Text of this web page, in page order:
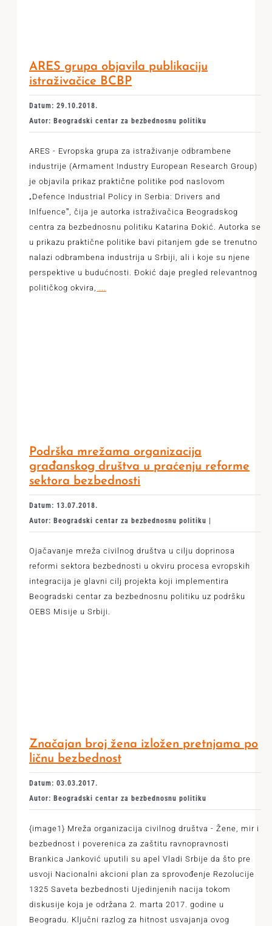
ARES grupa objavila publikaciju
istraživačice BCBP
Datum: 29.10.2018.
Autor: Beogradski centar za bezbednosnu politiku
ARES - Evropska grupa za istraživanje odbrambene
industrije (Armament Industry European Research Group)
je objavila prikaz praktične politike pod naslovom
„Defence Industrial Policy in Serbia: Drivers and
Inlfuenceˮ, čija je autorka istraživačica Beogradskog
centra za bezbednosnu politiku Katarina Đokić. Autorka se
u prikazu praktične politike bavi pitanjem gde se trenutno
nalazi odbrambena industrija u Srbiji, ali i koje su njene
perspektive u budućnosti. Đokić daje pregled relevantnog
političkog okvira, ...
Podrška mrežama organizacija
građanskog društva u praćenju reforme
sektora bezbednosti
Datum: 13.07.2018.
Autor: Beogradski centar za bezbednosnu politiku |
Ojačavanje mreža civilnog društva u cilju doprinosa
reformi sektora bezbednosti u okviru procesa evropskih
integracija je glavni cilj projekta koji implementira
Beogradski centar za bezbednosnu politiku uz podršku
OEBS Misije u Srbiji.
Značajan broj žena izložen pretnjama po
ličnu bezbednost
Datum: 03.03.2017.
Autor: Beogradski centar za bezbednosnu politiku
{image1} Mreža organizacija civilnog društva - Žene, mir i
bezbednost i poverenica za zaštitu ravnopravnosti
Brankica Janković uputili su apel Vladi Srbije da što pre
usvoji Nacionalni akcioni plan za sprovođenje Rezolucije
1325 Saveta bezbednosti Ujedinjenih nacija tokom
diskusije koja je održana 2. marta 2017. godine u
Beogradu. Ključni razlog za hitnost usvajanja ovog